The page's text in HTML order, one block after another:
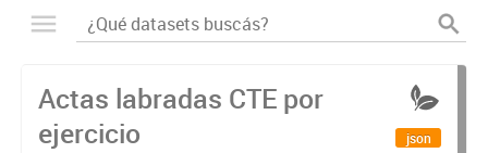
Actas labradas CTE por
ejercicio
json